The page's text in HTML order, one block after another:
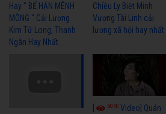
Hay " BỂ HẬN MÊNH
MÔNG " Cải Lương
Kim Tử Long, Thanh
Ngân Hay Nhất
Chiều Ly Biệt Minh
Vương Tài Linh cải
lương xã hội hay nhất
6040Video] Quán